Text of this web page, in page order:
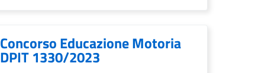
Concorso Educazione Motoria
DPIT 1330/2023